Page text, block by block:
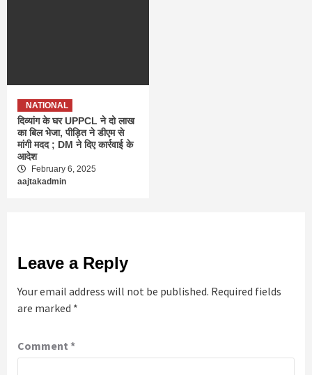
NATIONAL
दिव्यांग के घर UPPCL ने दो लाख
का बिल भेजा, पीड़ित ने डीएम से
मांगी मदद ; DM ने दिए कार्रवाई के
आदेश
February 6, 2025
aajtakadmin
Leave a Reply
Your email address will not be published. Required fields
are marked *
Comment *